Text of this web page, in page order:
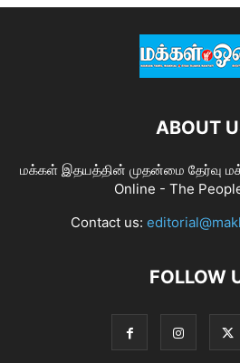
ABOUT
மக்கள் இதயத்தின் முதன்மை தேர்வு
Online - The
Contact us:
FOLLOW